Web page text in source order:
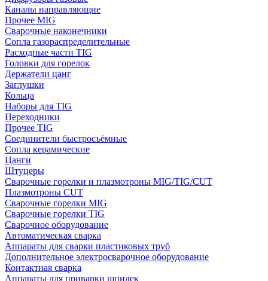
Каналы направляющие
Прочее MIG
Сварочные наконечники
Сопла газораспределительные
Расходные части TIG
Головки для горелок
Держатели цанг
Заглушки
Кольца
Наборы для TIG
Переходники
Прочее TIG
Соединители быстросъёмные
Сопла керамические
Цанги
Штуцеры
Сварочные горелки и плазмотроны MIG/TIG/CUT
Плазмотроны CUT
Сварочные горелки MIG
Сварочные горелки TIG
Сварочное оборудование
Автоматическая сварка
Аппараты для сварки пластиковых труб
Дополнительное электросварочное оборудование
Контактная сварка
Аппараты для приварки шпилек